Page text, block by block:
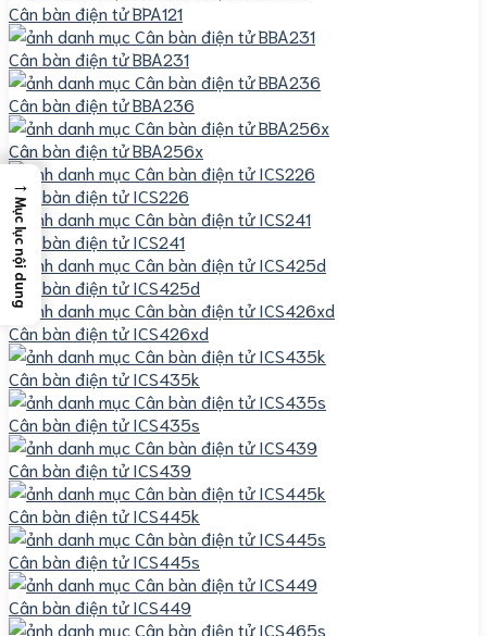
Cân bàn điện tử BPA121
Cân bàn điện tử BBA231
Cân bàn điện tử BBA236
Cân bàn điện tử BBA256x
Cân bàn điện tử ICS226
Cân bàn điện tử ICS241
Cân bàn điện tử ICS425d
Cân bàn điện tử ICS426xd
Cân bàn điện tử ICS435k
Cân bàn điện tử ICS435s
Cân bàn điện tử ICS439
Cân bàn điện tử ICS445k
Cân bàn điện tử ICS445s
Cân bàn điện tử ICS449
→
Mục lục nội dung